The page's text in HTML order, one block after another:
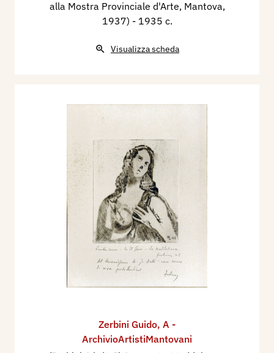
pittori, Gazzetta di Mantova, 23 ottobre, p. 3;
Cittadella, 31 ottobre;
1955 - Luigi Servolini, Dizionario illustrato degli
Incisori Italiani moderni e contemporanei,
Milano, G. Gorlich Editore.
2004 - Adalberto Sartori - Arianna Sartori, Artisti
a Mantova nei secoli XIX e XX. Dizionario
biografico, volume VI, Sa - Zir, Mantova, Archivio
Sartori Editore, pp. 3322/3323.
2023 - Adalberto Sartori, La stampa d'arte a
Mantova dal 1800 ad oggi, catalogo mostra, Casa
Museo Sartori, Castel d'Ario (MN), 17
settembre/15 ottobre, Mantova, Archivio Sartori
alla Mostra Provinciale d'Arte, Mantova,
1937) - 1935 c.
Visualizza scheda
Zerbini Guido, A -
ArchivioArtistiMantovani